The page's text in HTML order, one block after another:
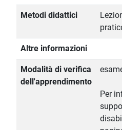
Metodi didattici
Altre informazioni
Modalità di verifica
dell'apprendimento
Per